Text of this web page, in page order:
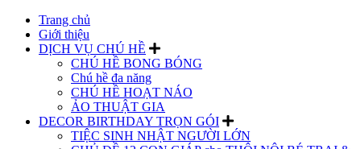
Trang chủ
Giới thiệu
DỊCH VỤ CHÚ HỀ
CHÚ HỀ BONG BÓNG
Chú hề đa năng
CHÚ HỀ HOẠT NÁO
ẢO THUẬT GIA
DECOR BIRTHDAY TRỌN GÓI
TIỆC SINH NHẬT NGƯỜI LỚN